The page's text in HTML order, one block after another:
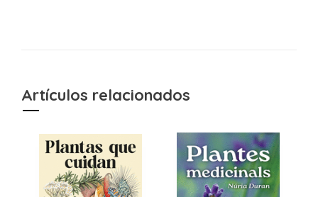
Artículos relacionados